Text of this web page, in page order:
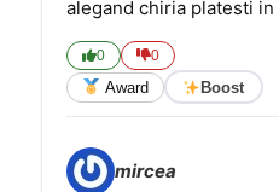
alegand chiria platesti in
0 0
Award Boost
mircea